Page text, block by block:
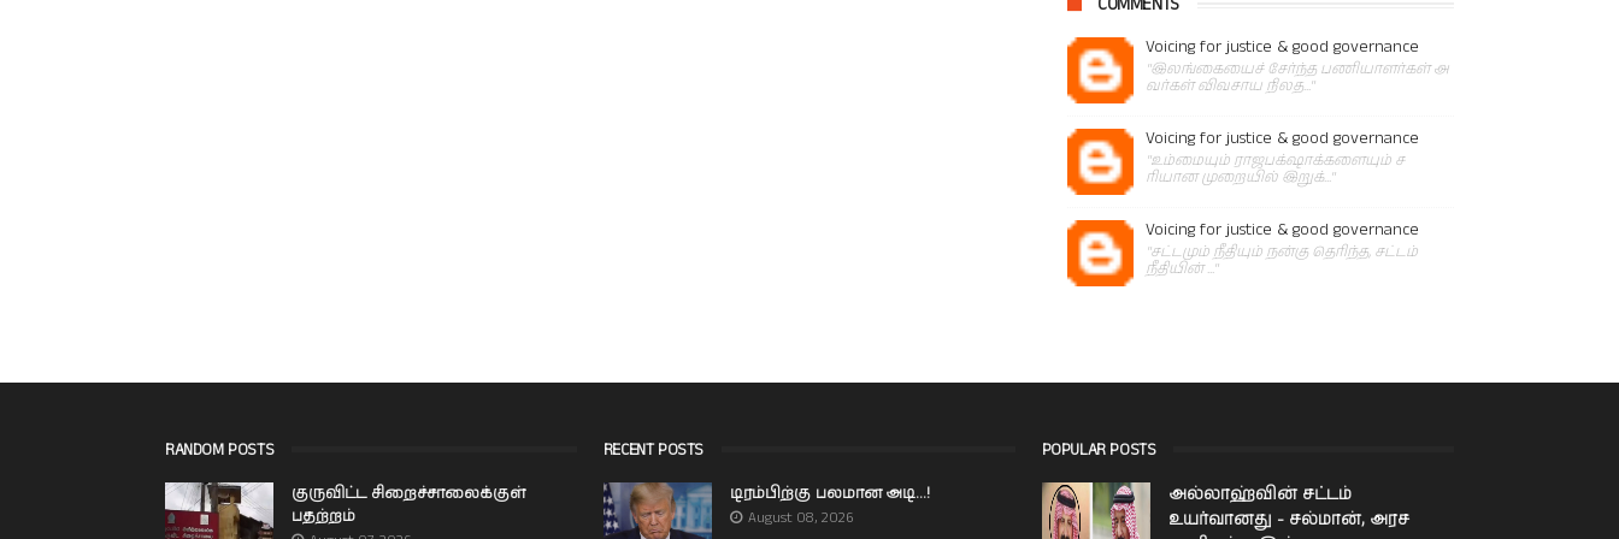
Voicing for justice & good governance
"இலங்கையைச் சேர்ந்த பணியாளர்கள் அ
வர்கள் விவசாய நிலத..."
Voicing for justice & good governance
"உம்மையும் ராஜபக்‌ஷாக்களையும் ச
ரியான முறையில் இறுக்..."
Voicing for justice & good governance
"சட்டமும் நீதியும் நன்கு தெரிந்த, சட்டம்
நீதியின் ..."
RANDOM POSTS
குருவிட்ட சிறைச்சாலைக்குள்
பதற்றம்
RECENT POSTS
டிரம்பிற்கு பலமான அடி...!
August 08, 2026
POPULAR POSTS
அல்லாஹ்வின் சட்டம்
உயர்வானது - சல்மான், அரச